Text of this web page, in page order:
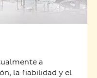
a
la fiabilidad y el